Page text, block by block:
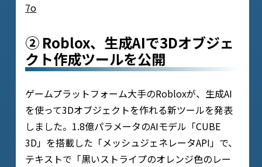
7o
② Roblox、生成AIで3Dオブジェ
クト作成ツールを公開
ゲームプラットフォーム大手のRobloxが、生成AI
を使って3Dオブジェクトを作れる新ツールを発表
しました。1.8億パラメータのAIモデル「CUBE
3D」を搭載した「メッシュジェネレータAPI」で、
テキストで「黒いストライプのオレンジ色のレー